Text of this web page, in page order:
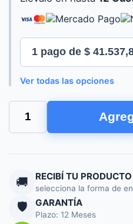
Ver todas las opciones
MOUSE
GAMER
TRUST
ERGO
WIRELESS
BLACK
cantidad
🚚 RECIBÍ TU PRODUCTO
selecciona la forma de
🛡️ GARANTÍA
Plazo: 12 Meses